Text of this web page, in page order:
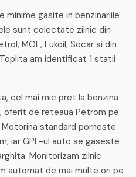
gasite in benzinariile
sunt colectate zilnic din
MOL, Lukoil, Socar si din
am identificat 1 statii
cel mai mic pret la benzina
oferit de reteaua Petrom pe
Motorina standard porneste
iar GPL-ul auto se gaseste
Monitorizam zilnic
automat de mai multe ori pe